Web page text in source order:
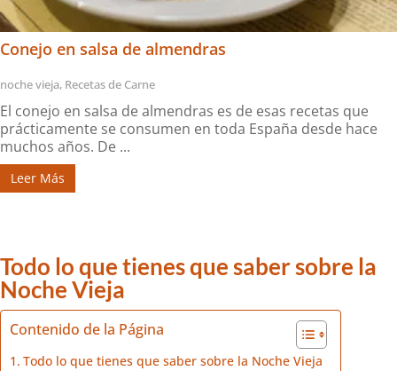
Conejo en salsa de almendras
noche vieja, Recetas de Carne
El conejo en salsa de almendras es de esas recetas que
prácticamente se consumen en toda España desde hace
muchos años. De ...
Leer Más
Todo lo que tienes que saber sobre la
Noche Vieja
Contenido de la Página
Todo lo que tienes que saber sobre la Noche Vieja